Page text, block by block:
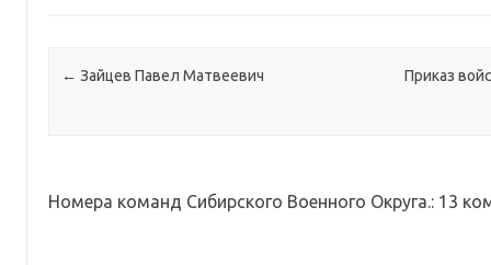
Навигация по записям
← Зайцев Павел Матвеевич Приказ
Номера команд Сибирского Военного Округа.: 13